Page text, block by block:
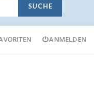
SUCHE
ANMELDEN